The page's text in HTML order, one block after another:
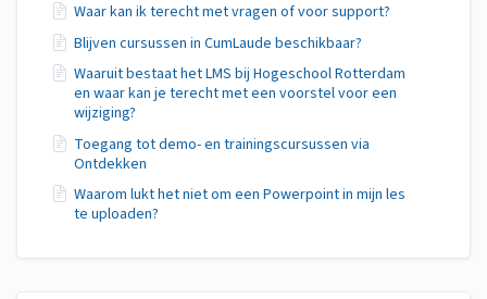
Waar kan ik terecht met vragen of voor support?
Blijven cursussen in CumLaude beschikbaar?
Waaruit bestaat het LMS bij Hogeschool Rotterdam
en waar kan je terecht met een voorstel voor een
wijziging?
Toegang tot demo- en trainingscursussen via
Ontdekken
Waarom lukt het niet om een Powerpoint in mijn les
te uploaden?